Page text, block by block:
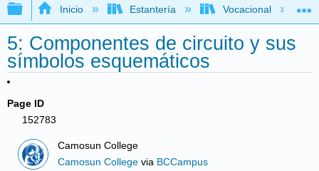
Expandir/contraer jerarquía global
Inicio Estantería Vocacional
5: Componentes de circuito y sus
símbolos esquemáticos
Page ID
152783
Camosun College
Camosun College via BCCampus